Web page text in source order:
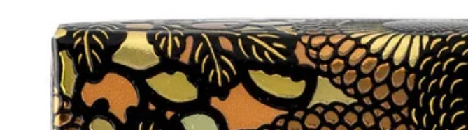
SPRINGEN